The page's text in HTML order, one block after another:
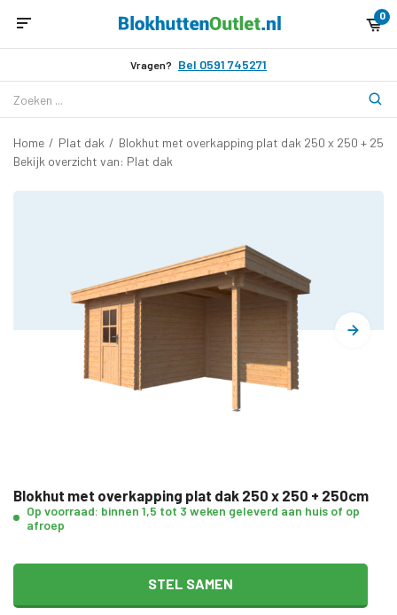
0
Vragen? Bel 0591 745271
Home / Plat dak / Blokhut met overkapping plat dak 250 x 250 +
Bekijk overzicht van: Plat dak
Blokhut met overkapping plat dak 250 x 250 + 250cm
Op voorraad: binnen 1,5 tot 3 weken geleverd aan huis of op
afroep
STEL SAMEN